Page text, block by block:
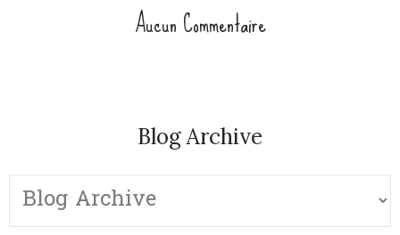
Aucun Commentaire
Blog Archive